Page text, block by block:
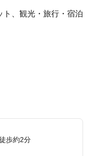
ト、観光・旅行・宿泊
歩約2分